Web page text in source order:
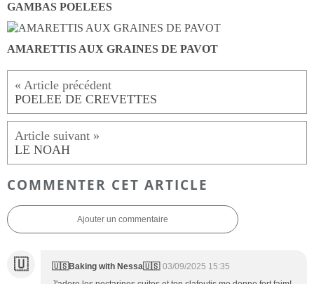
GAMBAS POELEES
AMARETTIS AUX GRAINES DE PAVOT
POELEE DE CREVETTES
LE NOAH
COMMENTER CET ARTICLE
Ajouter un commentaire
🇺 🇺🇸Baking with Nessa🇺🇸 03/09/2025 15:35